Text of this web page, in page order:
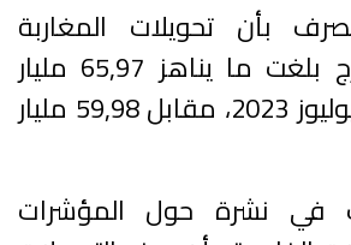
بأن تحويلات المغاربة
المقيمين بالخارج بلغت ما يناهز 65,97 مليار
درهم عند متم يوليوز 2023، مقابل 59,98 مليار
في نشرة حول المؤشرات